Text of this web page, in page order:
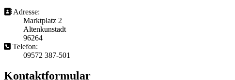
Adresse:
Marktplatz 2
Altenkunstadt
96264
Telefon:
09572 387-501
Kontaktformular